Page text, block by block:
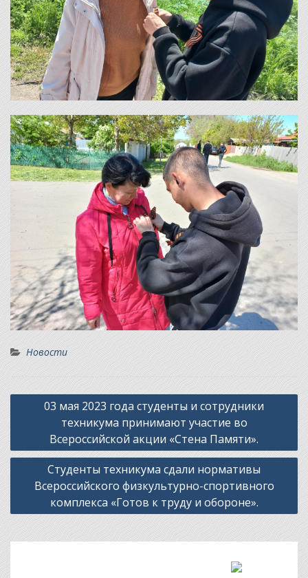
Новости
Навигация
записям
03 мая 2023 года студенты и сотрудники
техникума принимают участие во
Всероссийской акции «Стена Памяти».
Студенты техникума сдали нормативы
Всероссийского физкультурно-спортивного
комплекса «Готов к труду и обороне».